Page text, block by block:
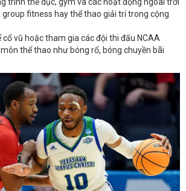
fitness hay thể thao giải trí trong cộng
cổ vũ hoặc tham gia các đội thi đấu NCAA
thể thao như bóng rổ, bóng chuyền bãi